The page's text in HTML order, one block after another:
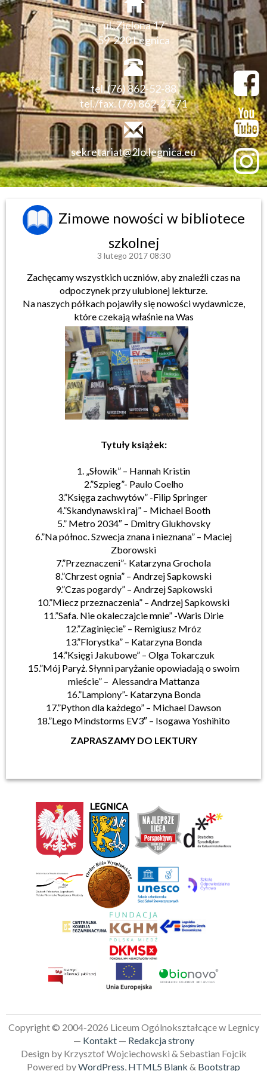
ul. Zielona 17
59-220 Legnica
tel. (76) 862-52-88
tel./fax. (76) 862-27-71
sekretariat@2lo.legnica.eu
Zimowe nowości w bibliotece
szkolnej
3 lutego 2017 08:30
Zachęcamy wszystkich uczniów, aby znaleźli czas na
odpoczynek przy ulubionej lekturze.
Na naszych półkach pojawiły się nowości wydawnicze,
które czekają właśnie na Was
Tytuły książek:
1. „Słowik” – Hannah Kristin
2.”Szpieg”- Paulo Coelho
3.”Księga zachwytów” -Filip Springer
4.”Skandynawski raj” – Michael Booth
5.” Metro 2034″ – Dmitry Glukhovsky
6.”Na północ. Szwecja znana i nieznana” – Maciej
Zborowski
7.”Przeznaczeni”- Katarzyna Grochola
8.”Chrzest ognia” – Andrzej Sapkowski
9.”Czas pogardy” – Andrzej Sapkowski
10.”Miecz przeznaczenia” – Andrzej Sapkowski
11.”Safa. Nie okaleczajcie mnie” -Waris Dirie
12.”Zaginięcie” – Remigiusz Mróz
13.”Florystka” – Katarzyna Bonda
14.”Księgi Jakubowe” – Olga Tokarczuk
15.”Mój Paryż. Słynni paryżanie opowiadają o swoim
mieście” – Alessandra Mattanza
16.”Lampiony”- Katarzyna Bonda
17.”Python dla każdego” – Michael Dawson
18.”Lego Mindstorms EV3″ – Isogawa Yoshihito
ZAPRASZAMY DO LEKTURY
Copyright © 2004-2026 Liceum Ogólnokształcące w Legnicy
— Kontakt— Redakcja strony
Design by Krzysztof Wojciechowski & Sebastian Fojcik
Powered byWordPress, HTML5 Blank & Bootstrap